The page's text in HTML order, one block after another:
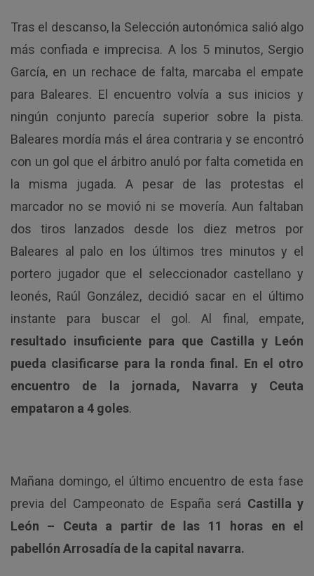
Tras el descanso, la Selección autonómica salió algo
más confiada e imprecisa. A los 5 minutos, Sergio
García, en un rechace de falta, marcaba el empate
para Baleares. El encuentro volvía a sus inicios y
ningún conjunto parecía superior sobre la pista.
Baleares mordía más el área contraria y se encontró
con un gol que el árbitro anuló por falta cometida en
la misma jugada. A pesar de las protestas el
marcador no se movió ni se movería. Aun faltaban
dos tiros lanzados desde los diez metros por
Baleares al palo en los últimos tres minutos y el
portero jugador que el seleccionador castellano y
leonés, Raúl González, decidió sacar en el último
instante para buscar el gol. Al final, empate,
resultado insuficiente para que Castilla y León
pueda clasificarse para la ronda final. En el otro
encuentro de la jornada, Navarra y Ceuta
empataron a 4 goles.
Mañana domingo, el último encuentro de esta fase
previa del Campeonato de España será Castilla y
León – Ceuta a partir de las 11 horas en el
pabellón Arrosadía de la capital navarra.